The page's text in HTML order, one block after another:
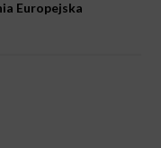
Europejska